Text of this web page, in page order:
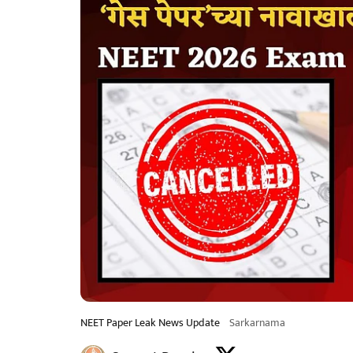
NEET Paper Leak News Update Sarkarnama